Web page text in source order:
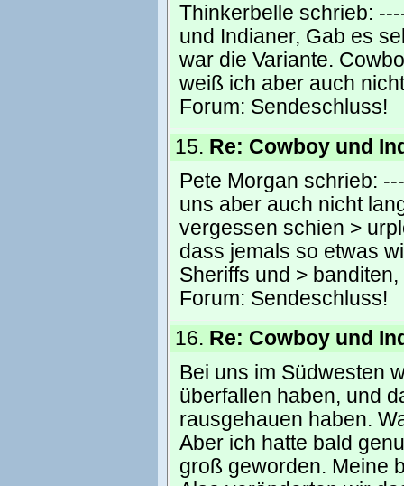
Thinkerbelle schrieb:
und Indianer, Gab es
war die Variante.
weiß ich aber auch
Forum: Sendeschluss!
15. Re: Cowboy und
Pete Morgan schrieb:
uns aber auch nicht
vergessen schien >
dass jemals so etwas
Sheriffs und >
Forum: Sendeschluss!
16. Re: Cowboy und
Bei uns im Südwesten
überfallen haben, und
rausgehauen haben.
Aber ich hatte bald
groß geworden. Meine